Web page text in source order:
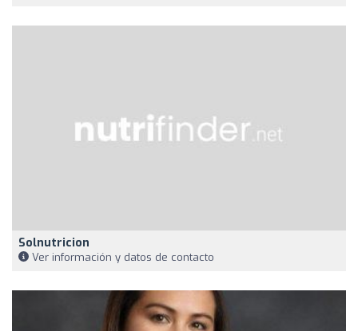
Solnutricion
Ver información y datos de contacto